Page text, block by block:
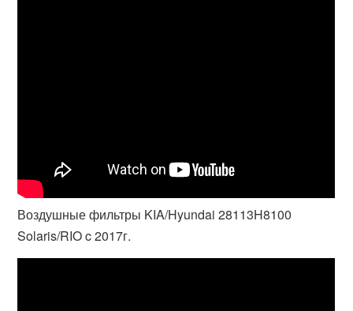
Воздушные фильтры KIA/Hyundai 28113H8100
Solaris/RIO c 2017г.